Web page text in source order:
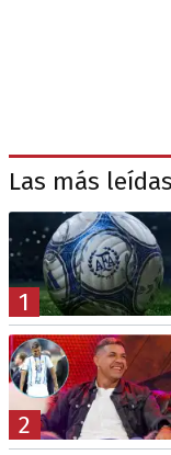
Las más leídas
1
2